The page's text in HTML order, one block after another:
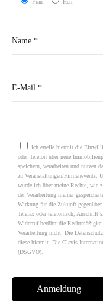
Frau Herr
Ich erteile hiermit die
oder Telefon über neue
speichern, verarbeiten und nutzen
zu Veranstaltungen/Firmenevents.
wurde ich über meine Rechte, wie
der Verarbeitung meiner
Wirkung für die Zukunft
Telefax oder telefonisch, Anschrift
Widerruf berührt die
Verarbeitung nicht. Die
diese hiermit. Die Clavis
(DSGVO).